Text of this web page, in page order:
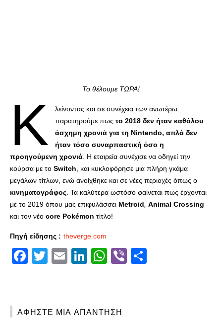
Το θέλουμε ΤΩΡΑ!
Κ
λείνοντας και σε συνέχεια των ανωτέρω
παρατηρούμε πως το 2018 δεν ήταν καθόλου
άσχημη χρονιά για τη Nintendo, απλά δεν
ήταν τόσο συναρπαστική όσο η
προηγούμενη χρονιά . Η εταιρεία συνέχισε να οδηγεί την
κούρσα με το Switch , και κυκλοφόρησε μια πλήρη γκάμα
μεγάλων τίτλων, ενώ ανοίχθηκε και σε νέες περιοχές όπως ο
κινηματογράφος . Τα καλύτερα ωστόσο φαίνεται πως έρχονται
με το 2019 όπου μας επιφυλάσσει Metroid Animal Crossing
και τον νέο core Pokémon τίτλο!
Πηγή είδησης : theverge.com
Facebook
Twitter
EmailLinkedIn
WhatsApp
Viber
ΑΦΉΣΤΕ ΜΙΑ ΑΠΆΝΤΗΣΗ